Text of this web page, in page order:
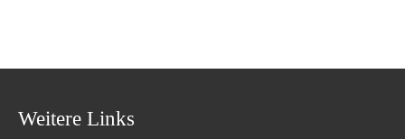
Weitere Links